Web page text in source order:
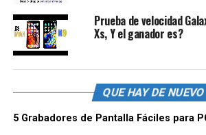
Prueba de velocidad
Xs, Y el ganador es?
QUE HAY DE NUEVO
5 Grabadores de Pantalla Fáciles para